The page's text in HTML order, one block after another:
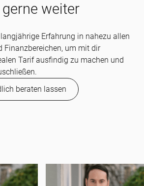
weiter
Erfahrung in nahezu allen
Finanzbereichen, um mit dir
Tarif ausfindig zu machen und
beraten lassen